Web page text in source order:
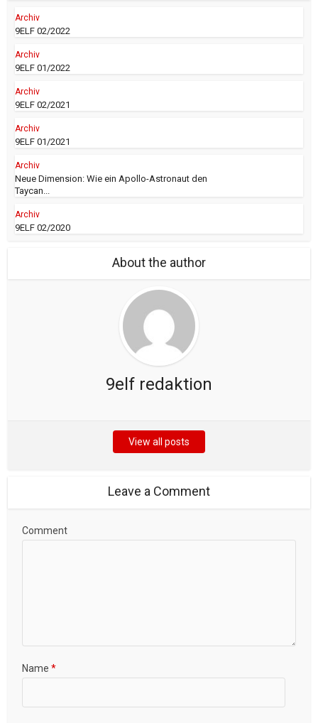
Archiv
9ELF 02/2022
Archiv
9ELF 01/2022
Archiv
9ELF 02/2021
Archiv
9ELF 01/2021
Archiv
Neue Dimension: Wie ein Apollo-Astronaut den
Taycan...
Archiv
9ELF 02/2020
About the author
9elf redaktion
View all posts
Leave a Comment
Comment
Name*